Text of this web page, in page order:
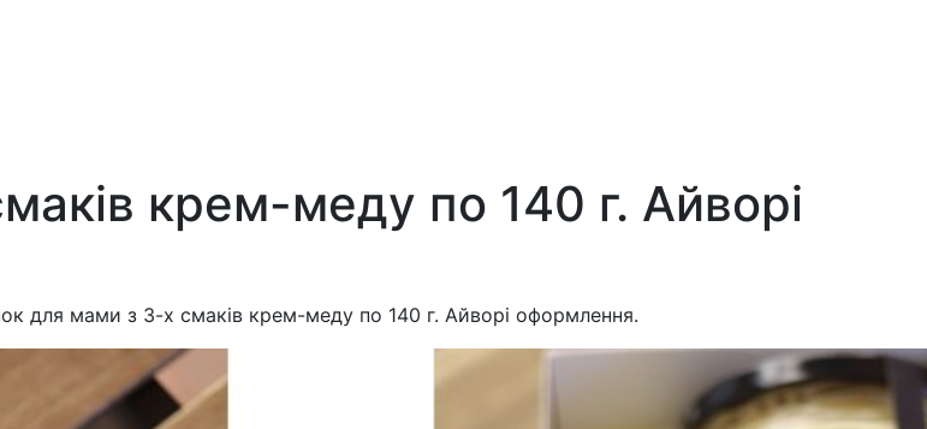
крем-меду по 140 г. Айворі
для мами з 3-х смаків крем-меду по 140 г. Айворі оформлення.